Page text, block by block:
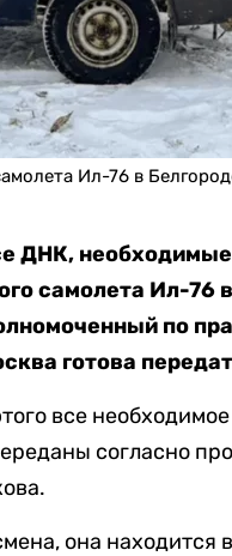
Ил-76 в
ДНК,
самолета Ил-76
по
готова
все
согласно
она находится